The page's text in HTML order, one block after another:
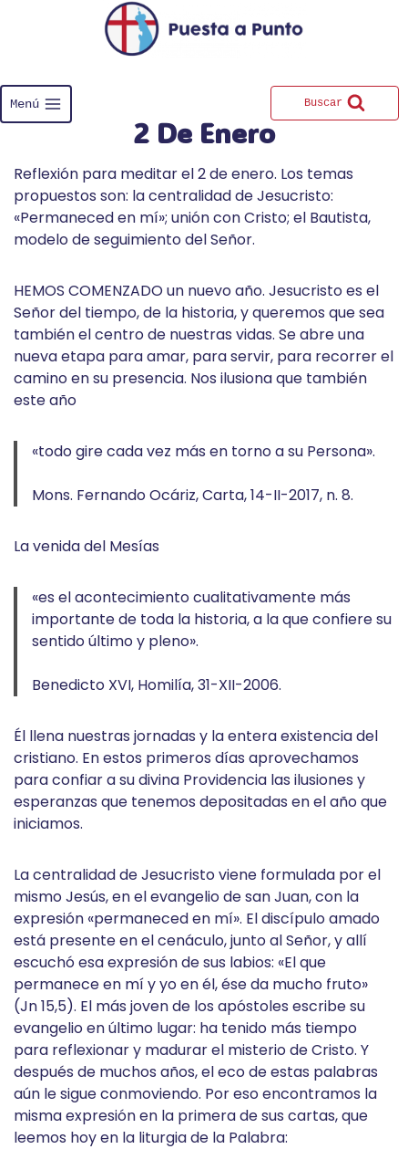
Menú Buscar
2 De Enero
Reflexión para meditar el 2 de enero. Los temas
propuestos son: la centralidad de Jesucristo:
«Permaneced en mí»; unión con Cristo; el Bautista,
modelo de seguimiento del Señor.
HEMOS COMENZADO un nuevo año. Jesucristo es el
Señor del tiempo, de la historia, y queremos que sea
también el centro de nuestras vidas. Se abre una
nueva etapa para amar, para servir, para recorrer el
camino en su presencia. Nos ilusiona que también
este año
«todo gire cada vez más en torno a su Persona».
Mons. Fernando Ocáriz, Carta, 14-II-2017, n. 8.
La venida del Mesías
«es el acontecimiento cualitativamente más
importante de toda la historia, a la que confiere su
sentido último y pleno».
Benedicto XVI, Homilía, 31-XII-2006.
Él llena nuestras jornadas y la entera existencia del
cristiano. En estos primeros días aprovechamos
para confiar a su divina Providencia las ilusiones y
esperanzas que tenemos depositadas en el año que
iniciamos.
La centralidad de Jesucristo viene formulada por el
mismo Jesús, en el evangelio de san Juan, con la
expresión «permaneced en mí». El discípulo amado
está presente en el cenáculo, junto al Señor, y allí
escuchó esa expresión de sus labios: «El que
permanece en mí y yo en él, ése da mucho fruto»
(Jn 15,5). El más joven de los apóstoles escribe su
evangelio en último lugar: ha tenido más tiempo
para reflexionar y madurar el misterio de Cristo. Y
después de muchos años, el eco de estas palabras
aún le sigue conmoviendo. Por eso encontramos la
misma expresión en la primera de sus cartas, que
leemos hoy en la liturgia de la Palabra: